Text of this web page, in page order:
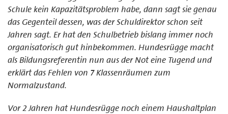
Schule kein Kapazitätsproblem habe, dann sagt sie genau
das Gegenteil dessen, was der Schuldirektor schon seit
Jahren sagt. Er hat den Schulbetrieb bislang immer noch
organisatorisch gut hinbekommen. Hundesrügge macht
als Bildungsreferentin nun aus der Not eine Tugend und
erklärt das Fehlen von 7 Klassenräumen zum
Normalzustand.
Vor 2 Jahren hat Hundesrügge noch einem Haushaltplan